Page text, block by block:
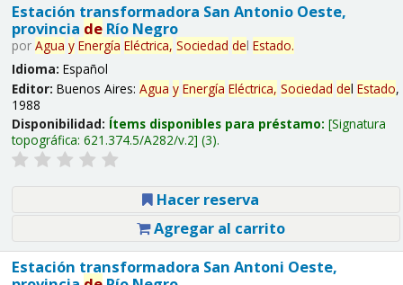
Estación transformadora San Antonio Oeste,
provincia deRío Negro
por Agua y Energía Eléctrica, Sociedad del Estado.
Idioma: Español
Editor: Buenos Aires: Agua y Energía Eléctrica, Sociedad del Estado,
1988
Disponibilidad: Ítems disponibles para préstamo: Signatura
topográfica: 621.374.5/A282/v.2 (3).
Hacer reserva
Agregar al carrito
Estación transformadora San Antoni Oeste,